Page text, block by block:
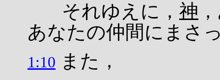
それゆえに， 神
あなたの仲間にまさ
1:10 また，